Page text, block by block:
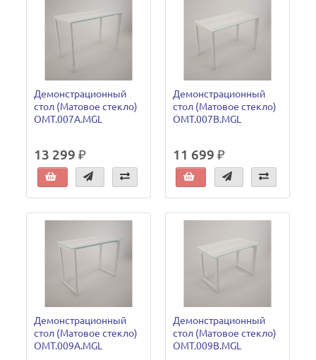
Демонстрационный
стол (Матовое стекло)
OMT.007A.MGL
13 299 ₽
Демонстрационный
стол (Матовое стекло)
OMT.007B.MGL
11 699 ₽
Демонстрационный
стол (Матовое стекло)
OMT.009A.MGL
Демонстрационный
стол (Матовое стекло)
OMT.009B.MGL